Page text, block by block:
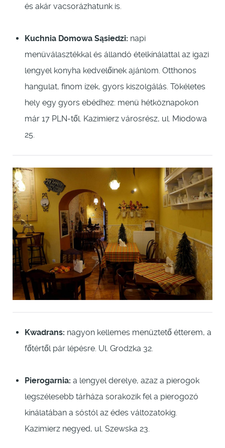
és akár vacsorázhatunk is.
Kuchnia Domowa Sąsiedzi: napi
menüválasztékkal és állandó ételkínálattal az igazi
lengyel konyha kedvelőinek ajánlom. Otthonos
hangulat, finom ízek, gyors kiszolgálás. Tökéletes
hely egy gyors ebédhez: menü hétköznapokon
már 17 PLN-től. Kazimierz városrész, ul. Miodowa
25.
Kwadrans: nagyon kellemes menüztető étterem, a
főtértől pár lépésre. Ul. Grodzka 32.
Pierogarnia: a lengyel derelye, azaz a pierogok
legszélesebb tárháza sorakozik fel a pierogozó
kínálatában a sóstól az édes változatokig.
Kazimierz negyed, ul. Szewska 23.